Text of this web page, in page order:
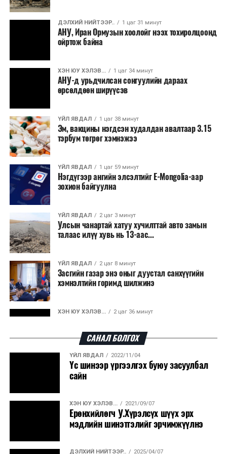
ДЭЛХИЙ НИЙТЭЭР.. 1 цаг 31 минут
АНУ, Иран Ормузын хоолойг нээх тохиролцоонд
ойртож байна
ХЭН ЮУ ХЭЛЭВ... 1 цаг 34 минут
АНУ-д урьдчилсан сонгуулийн дараах
өрсөлдөөн ширүүсэв
ҮЙЛ ЯВДАЛ 1 цаг 38 минут
Эм, вакцины нэгдсэн худалдан авалтаар 3.15
тэрбум төгрөг хэмнэжээ
ҮЙЛ ЯВДАЛ 1 цаг 59 минут
Нэгдүгээр ангийн элсэлтийг E-Mongolia-аар
зохион байгуулна
ҮЙЛ ЯВДАЛ 2 цаг 3 минут
Улсын чанартай хатуу хучилттай авто замын
талаас илүү хувь нь 13-аас...
ҮЙЛ ЯВДАЛ 2 цаг 8 минут
Засгийн газар энэ оныг дуустал санхүүгийн
хэмнэлтийн горимд шилжинэ
ХЭН ЮУ ХЭЛЭВ... 2 цаг 36 минут
2027 оны хоёрдугаар сарын ...
ҮЙЛ ЯВДАЛ
Нөөцийн махны хяналтын тогтолцоог
шинэчилнэ
ХЭН ЮУ ХЭЛЭВ... 2 цаг 53 минут
Монгол Улс COP17 бага хуралд 6.5 тэрбум
ам.долларын санхүүжилт татах...
САНАЛ БОЛГОХ
ҮЙЛ ЯВДАЛ 2022/11/04
Үс шинээр үргээлгэх буюу засуулбал
сайн
ХЭН ЮУ ХЭЛЭВ... 2021/09/07
Ерөнхийлөгч У.Хүрэлсүх шүүх эрх
мэдлийн шинэтгэлийг эрчимжүүлнэ
ДЭЛХИЙ НИЙТЭЭР.. 2025/04/07